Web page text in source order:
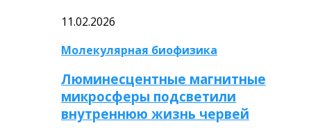
11.02.2026
Молекулярная биофизика
Люминесцентные магнитные
микросферы подсветили
внутреннюю жизнь червей